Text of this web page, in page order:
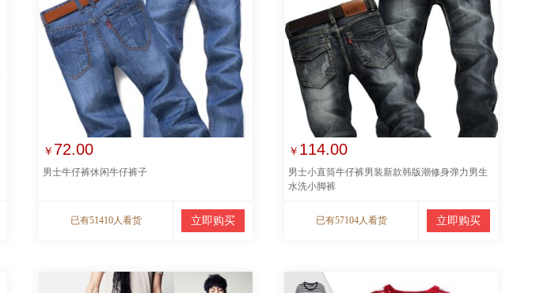
￥ 72.00
男士牛仔裤休闲牛仔裤子
已有51410人看货 立即购买
￥ 114.00
男士小直筒牛仔裤男装新款韩版潮修身弹力男生
水洗小脚裤
已有57104人看货 立即购买